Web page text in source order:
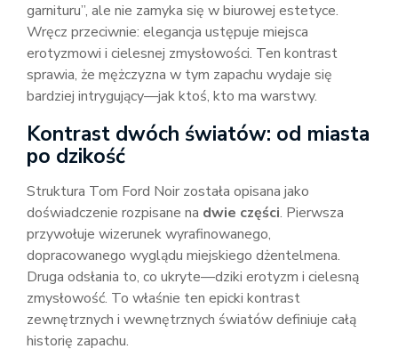
garnituru”, ale nie zamyka się w biurowej estetyce.
Wręcz przeciwnie: elegancja ustępuje miejsca
erotyzmowi i cielesnej zmysłowości. Ten kontrast
sprawia, że mężczyzna w tym zapachu wydaje się
bardziej intrygujący—jak ktoś, kto ma warstwy.
Kontrast dwóch światów: od miasta
po dzikość
Struktura Tom Ford Noir została opisana jako
doświadczenie rozpisane na dwie części. Pierwsza
przywołuje wizerunek wyrafinowanego,
dopracowanego wyglądu miejskiego dżentelmena.
Druga odsłania to, co ukryte—dziki erotyzm i cielesną
zmysłowość. To właśnie ten epicki kontrast
zewnętrznych i wewnętrznych światów definiuje całą
historię zapachu.